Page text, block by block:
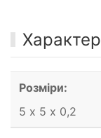
Розміри:
5 х 5 х 0,2